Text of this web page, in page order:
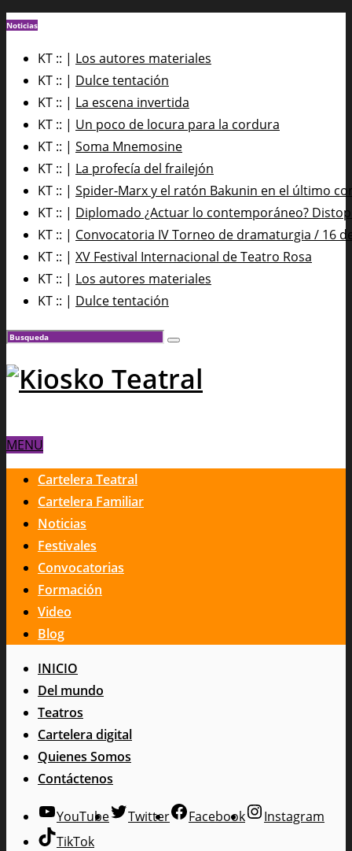
Noticias
KT :: | Los autores materiales
KT :: | Dulce tentación
KT :: | La escena invertida
KT :: | Un poco de locura para la cordura
KT :: | Soma Mnemosine
KT :: | La profecía del frailejón
KT :: | Spider-Marx y el ratón Bakunin en el último
KT :: | Diplomado ¿Actuar lo contemporáneo?
KT :: | Convocatoria IV Torneo de dramaturgia / 16
KT :: | XV Festival Internacional de Teatro Rosa
KT :: | Los autores materiales
KT :: | Dulce tentación
MENU
Cartelera Teatral
Cartelera Familiar
Noticias
Festivales
Convocatorias
Formación
Video
Blog
INICIO
Del mundo
Teatros
Cartelera digital
Quienes Somos
Contáctenos
YouTube Twitter Facebook
Instagram
TikTok